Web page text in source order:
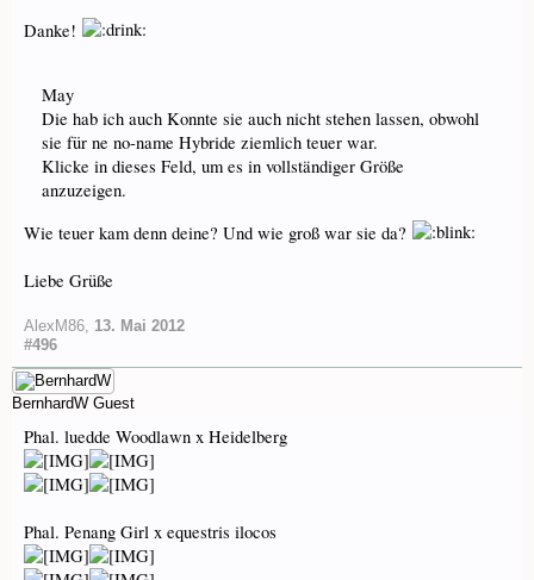
Danke!
May
Die hab ich auch Konnte sie auch nicht stehen lassen, obwohl
sie für ne no-name Hybride ziemlich teuer war.
Klicke in dieses Feld, um es in vollständiger Größe
anzuzeigen.
Wie teuer kam denn deine? Und wie groß war sie da?
Liebe Grüße
AlexM86 13. Mai 2012
#496
BernhardW Guest
Phal. luedde Woodlawn x Heidelberg
Phal. Penang Girl x equestris ilocos